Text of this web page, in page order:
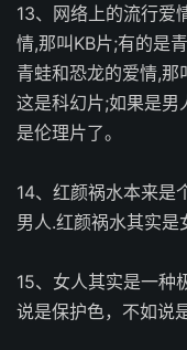
13、网络上的流行爱
情,那叫KB片;有的是
青蛙和恐龙的爱情,
这是科幻片;如果是
是伦理片了。
14、红颜祸水本来是
男人.红颜祸水其实是
15、女人其实是一种
说是保护色，不如说